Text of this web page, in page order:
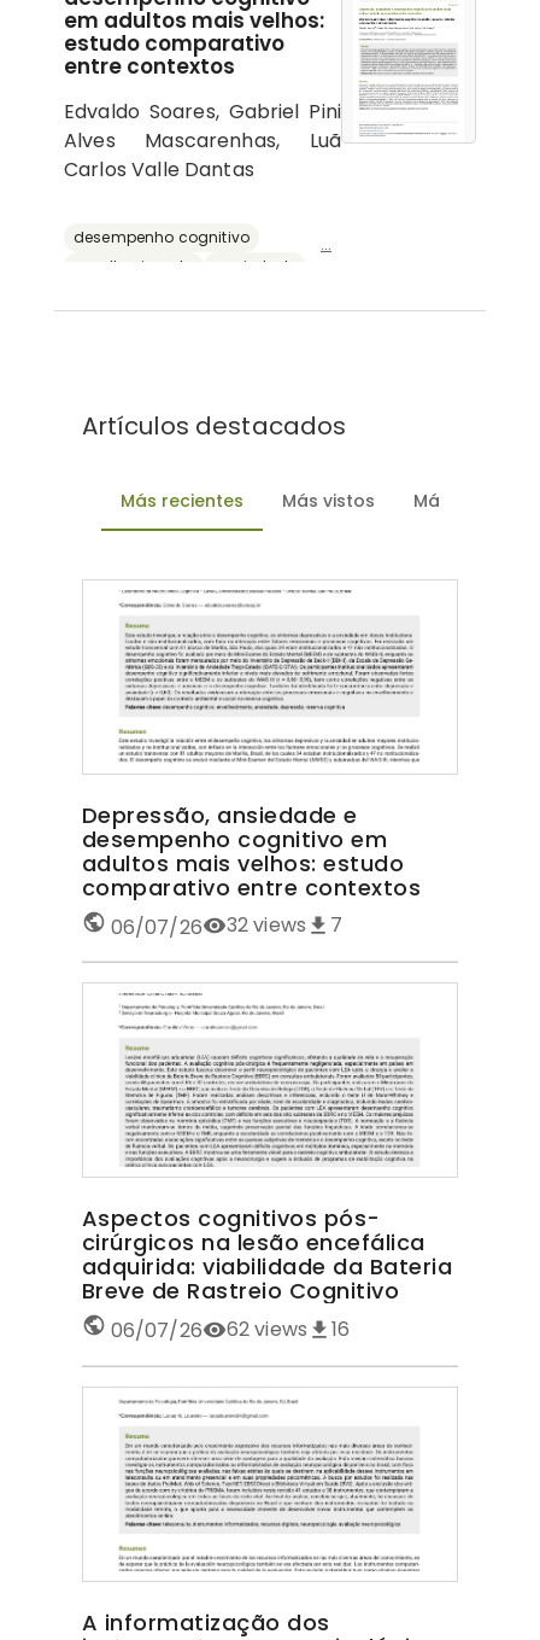
em adultos mais velhos:
estudo comparativo
entre contextos
Edvaldo Soares, Gabriel Pini
Alves Mascarenhas, Luã
Carlos Valle Dantas
desempenho cognitivo
envelhecimento
ansiedade
...
Artículos destacados
Más recientes Más vistos Más
Depressão, ansiedade e
desempenho cognitivo em
adultos mais velhos: estudo
comparativo entre contextos
06/07/26 32views 7
Aspectos cognitivos pós-
cirúrgicos na lesão encefálica
adquirida: viabilidade da Bateria
Breve de Rastreio Cognitivo
06/07/26 62views 16
A informatização dos